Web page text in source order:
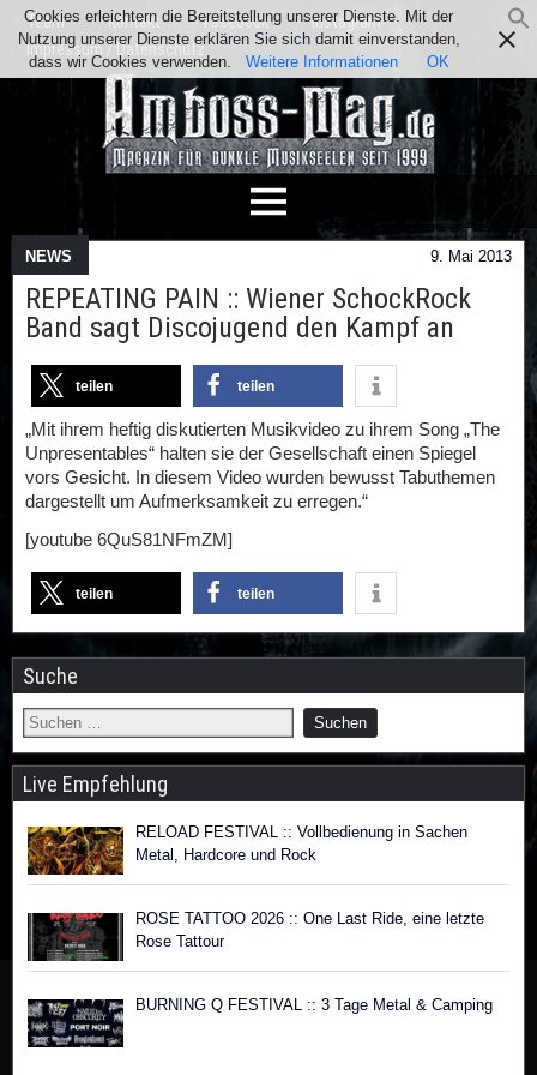
Team Kontakt Facebook
Instagram
Impressum / Datenschutz
NEWS 9. Mai 2013
REPEATING PAIN :: Wiener SchockRock
Band sagt Discojugend den Kampf an
teilen teilen
„Mit ihrem heftig diskutierten Musikvideo zu ihrem Song „The
Unpresentables“ halten sie der Gesellschaft einen Spiegel
vors Gesicht. In diesem Video wurden bewusst Tabuthemen
dargestellt um Aufmerksamkeit zu erregen.“
[youtube 6QuS81NFmZM]
teilen teilen
Suche
Live Empfehlung
RELOAD FESTIVAL :: Vollbedienung in Sachen
Metal, Hardcore und Rock
ROSE TATTOO 2026 :: One Last Ride, eine letzte
Rose Tattour
BURNING Q FESTIVAL :: 3 Tage Metal & Camping
Cookies erleichtern die Bereitstellung unserer Dienste. Mit der
Nutzung unserer Dienste erklären Sie sich damit einverstanden,
dass wir Cookies verwenden.
Weitere Informationen OK